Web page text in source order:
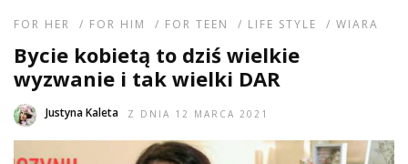
FOR HER / FOR HIM / FOR TEEN / LIFE STYLE / WIARA
Bycie kobietą to dziś wielkie
wyzwanie i tak wielki DAR
Justyna Kaleta Z DNIA 12 MARCA 2021